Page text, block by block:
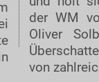
der WM
Oliver
von